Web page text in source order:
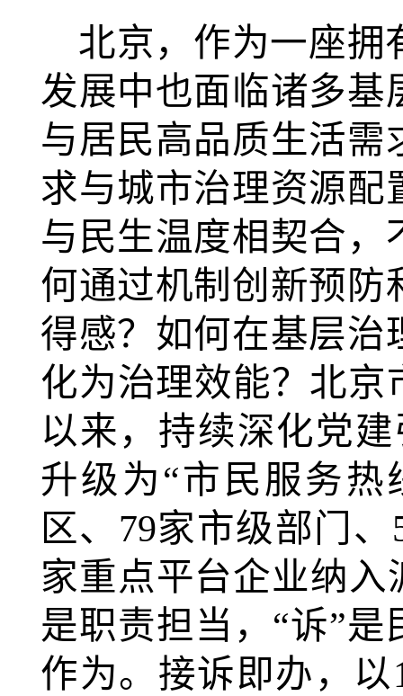
北京，作为一座拥
发展中也面临诸多基
与居民高品质生活需
求与城市治理资源配
与民生温度相契合，
何通过机制创新预防
得感？如何在基层治
化为治理效能？北京
以来，持续深化党
升级为“市民服务热
区、79家市级部门
家重点平台企业纳入
是职责担当，“诉”是
作为。接诉即办，